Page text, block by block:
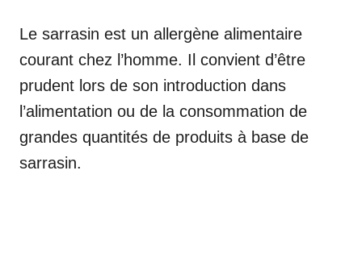
Le sarrasin est un allergène alimentaire
courant chez l’homme. Il convient d’être
prudent lors de son introduction dans
l’alimentation ou de la consommation de
grandes quantités de produits à base de
sarrasin.